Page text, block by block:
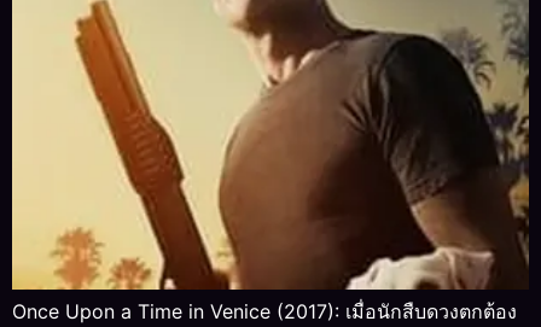
Once Upon a Time in Venice (2017): เมื่อนักสืบดวงตกต้อง